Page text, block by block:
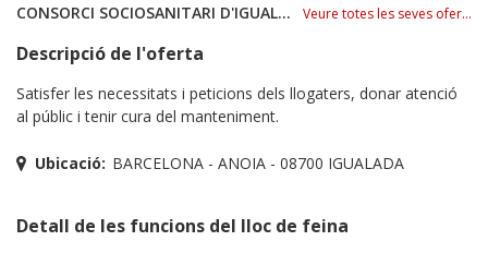
CONSORCI SOCIOSANITARI D'IGUALADA Veure totes les seves ofertes
Descripció de l'oferta
Satisfer les necessitats i peticions dels llogaters, donar atenció
al públic i tenir cura del manteniment.
Ubicació: BARCELONA - ANOIA - 08700 IGUALADA
Detall de les funcions del lloc de feina